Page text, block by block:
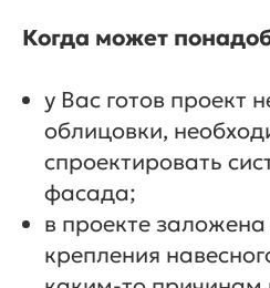
Когда может
у Вас готов проект
облицовки,
спроектировать
фасада;
в проекте
крепления